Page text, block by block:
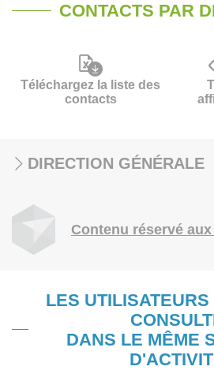
CONTACTS PAR
Téléchargez la liste des
contacts
DIRECTION GÉNÉRALE
Contenu réservé
LES
DANS LE MÊME